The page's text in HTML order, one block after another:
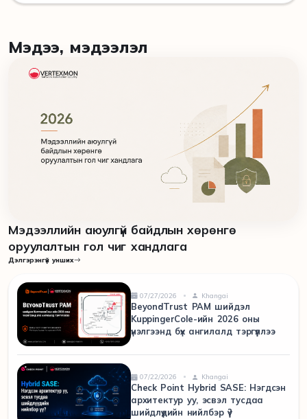
Мэдээ, мэдээлэл
Мэдээллийн аюулгүй байдлын хөрөнгө
оруулалтын гол чиг хандлага
Дэлгэрэнгүй унших
07/27/2026 Khangai
BeyondTrust PAM шийдэл
KuppingerCole-ийн 2026 оны
үнэлгээнд бүх ангилалд тэргүүллээ
07/22/2026 Khangai
Check Point Hybrid SASE: Нэгдсэн
архитектур уу, эсвэл тусдаа
шийдлүүдийн нийлбэр үү?